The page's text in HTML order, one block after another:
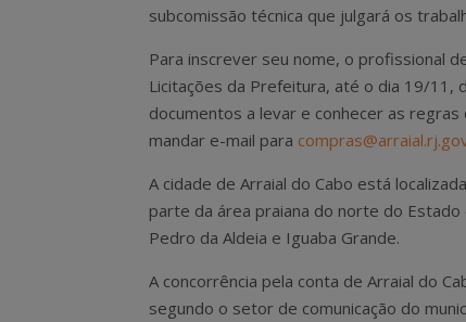
subcomissão técnica que julgará os
Para inscrever seu nome, o profissional
Licitações da Prefeitura, até o dia 19/11,
documentos a levar e conhecer as regras
mandar e-mail para
A cidade de Arraial do Cabo está
parte da área praiana do norte do Estado
Pedro da Aldeia e Iguaba Grande.
A concorrência pela conta de Arraial do
segundo o setor de comunicação do